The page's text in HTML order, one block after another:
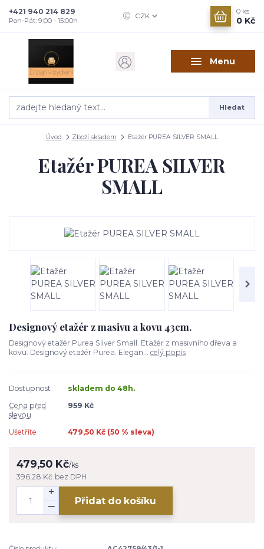
Menu
CZK
Hledat
+421 940 214 829
Pon-Pát: 9:00 - 15:00h
0 ks
0 Kč
Úvod Zboží skladem Etažér PUREA SILVER SMALL
Etažér PUREA SILVER
SMALL
Designový etažér z masivu a kovu 43cm.
Designový etažér Purea Silver Small. Etažér z masivního dřeva a
kovu. Designový etažér Purea. Elegan... celý popis
Dostupnost
skladem do 48h.
Cena před
slevou
959 Kč
Ušetříte 479,50 Kč (50 % sleva)
479,50 Kč/ks
396,28 Kč bez DPH
Přidat do košíku